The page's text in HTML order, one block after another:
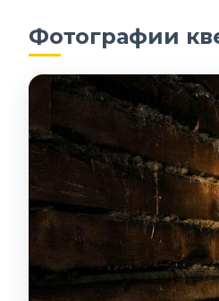
Фотографии